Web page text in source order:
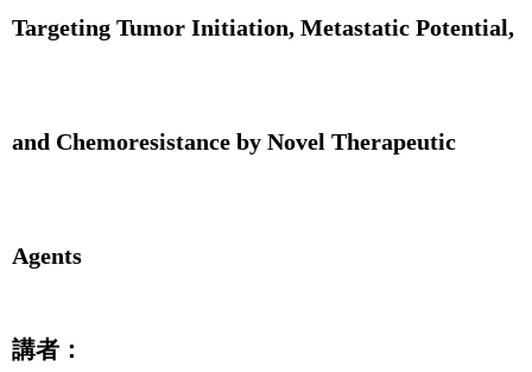
Targeting Tumor Initiation, Metastatic Potential,
and Chemoresistance by Novel Therapeutic
Agents
講者：